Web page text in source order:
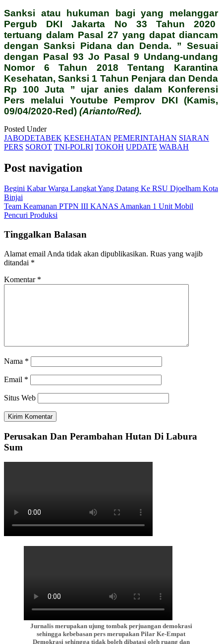
Sanksi atau hukuman bagi yang melanggar
Pergub DKI Jakarta No 33 Tahun 2020
tertuang dalam Pasal 27 yang dapat diancam
dengan Sanksi Pidana dan Denda. ” Sesuai
dengan Pasal 93 Jo Pasal 9 Undang-undang
Nomor 6 Tahun 2018 Tentang Karantina
Kesehatan, Sanksi 1 Tahun Penjara dan Denda
Rp 100 Juta ” ujar anies dalam Konferensi
Pers melalui Youtube Pemprov DKI (Kamis,
09/04/2020-Red) (Arianto/Red).
Posted Under
JABODETABEK KESEHATAN PEMERINTAHAN SIARAN
PERS SOROT TNI-POLRI TOKOH UPDATE WABAH
Post navigation
Begini Kabar Warga Langkat Yang Datang Ke RSU Djoelham Kota
Binjai
Team Keamanan PTPN III KANAS Amankan 1 Unit Mobil
Pencuri Produksi
Tinggalkan Balasan
Alamat email Anda tidak akan dipublikasikan. Ruas yang wajib
ditandai *
Komentar *
Nama *
Email *
Situs Web
Perusakan Dan Perambahan Hutan Di Labura
Sum
Jurnalis merupakan ujung tombak perjuangan demokrasi
sehingga kebebasan pers merupakan Pilar Ke-Empat
Demokrasi sehingga tidak boleh dibatasi oleh ruang dan